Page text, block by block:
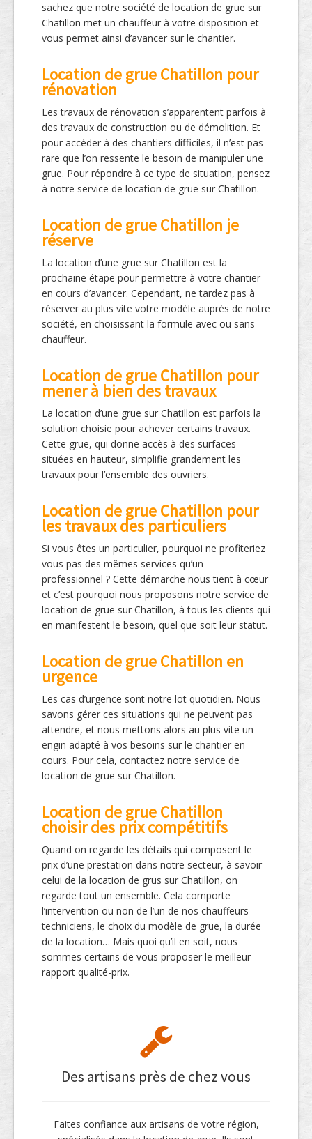
sachez que notre société de location de grue sur
Chatillon met un chauffeur à votre disposition et
vous permet ainsi d’avancer sur le chantier.
Location de grue Chatillon pour
rénovation
Les travaux de rénovation s’apparentent parfois à
des travaux de construction ou de démolition. Et
pour accéder à des chantiers difficiles, il n’est pas
rare que l’on ressente le besoin de manipuler une
grue. Pour répondre à ce type de situation, pensez
à notre service de location de grue sur Chatillon.
Location de grue Chatillon je
réserve
La location d’une grue sur Chatillon est la
prochaine étape pour permettre à votre chantier
en cours d’avancer. Cependant, ne tardez pas à
réserver au plus vite votre modèle auprès de notre
société, en choisissant la formule avec ou sans
chauffeur.
Location de grue Chatillon pour
mener à bien des travaux
La location d’une grue sur Chatillon est parfois la
solution choisie pour achever certains travaux.
Cette grue, qui donne accès à des surfaces
situées en hauteur, simplifie grandement les
travaux pour l’ensemble des ouvriers.
Location de grue Chatillon pour
les travaux des particuliers
Si vous êtes un particulier, pourquoi ne profiteriez
vous pas des mêmes services qu’un
professionnel ? Cette démarche nous tient à cœur
et c’est pourquoi nous proposons notre service de
location de grue sur Chatillon, à tous les clients qui
en manifestent le besoin, quel que soit leur statut.
Location de grue Chatillon en
urgence
Les cas d’urgence sont notre lot quotidien. Nous
savons gérer ces situations qui ne peuvent pas
attendre, et nous mettons alors au plus vite un
engin adapté à vos besoins sur le chantier en
cours. Pour cela, contactez notre service de
location de grue sur Chatillon.
Location de grue Chatillon
choisir des prix compétitifs
Quand on regarde les détails qui composent le
prix d’une prestation dans notre secteur, à savoir
celui de la location de grus sur Chatillon, on
regarde tout un ensemble. Cela comporte
l’intervention ou non de l’un de nos chauffeurs
techniciens, le choix du modèle de grue, la durée
de la location… Mais quoi qu’il en soit, nous
sommes certains de vous proposer le meilleur
rapport qualité-prix.
Des artisans près de chez vous
Faites confiance aux artisans de votre région,